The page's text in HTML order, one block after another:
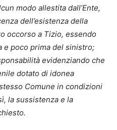
modo allestita dall’Ente,
dell’esistenza della
occorso a Tizio, essendo
e poco prima del sinistro;
evidenziando che
dotato di idonea
Comune in condizioni
la sussistenza e la